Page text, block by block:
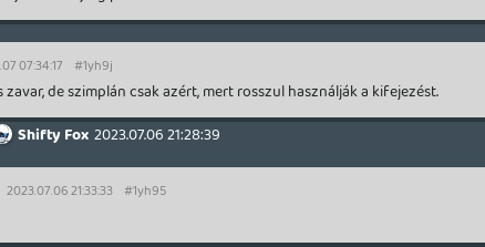
07:34:17 #1yh9j
zavar, de szimplán csak azért, mert rosszul használják a kifejezést.
Shifty Fox 2023.07.06 21:28:39
2023.07.06 21:33:33 #1yh95